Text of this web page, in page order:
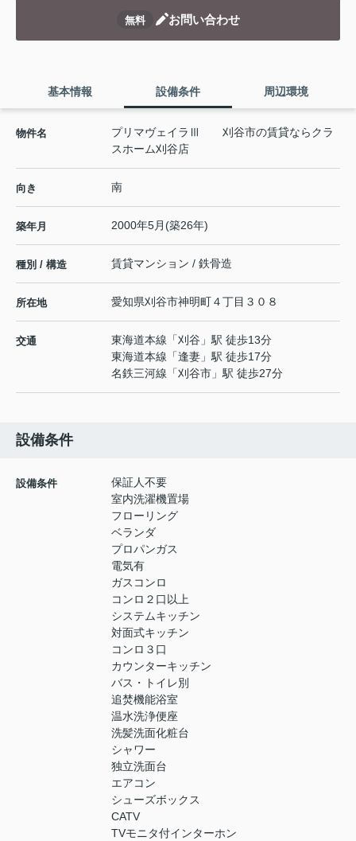
無料 お問い合わせ
基本情報 設備条件 周辺環境
物件名
プリマヴェイラⅢ 刈谷市の賃貸ならクラ
スホーム刈谷店
向き 南
築年月 2000年5月(築26年)
種別 / 構造 賃貸マンション / 鉄骨造
所在地 愛知県刈谷市神明町４丁目３０８
交通 東海道本線 「刈谷 」駅 徒歩13分
東海道本線 「逢妻 」駅 徒歩17分
名鉄三河線 「刈谷市 」駅 徒歩27分
設備条件
設備条件
保証人不要
室内洗濯機置場
フローリング
ベランダ
プロパンガス
電気有
ガスコンロ
コンロ２口以上
システムキッチン
対面式キッチン
コンロ３口
カウンターキッチン
バス・トイレ別
追焚機能浴室
温水洗浄便座
洗髪洗面化粧台
シャワー
独立洗面台
エアコン
シューズボックス
CATV
TVモニタ付インターホン